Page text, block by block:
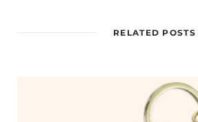
RELATED POSTS